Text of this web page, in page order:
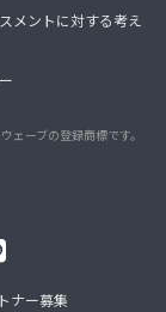
メントに対する考え
ェーブの登録商標です。
ナー募集